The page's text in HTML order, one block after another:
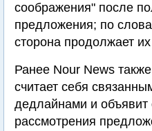
соображения" после
предложения; по
сторона продолжает их
Ранее Nour News
считает себя
дедлайнами и объявит
рассмотрения